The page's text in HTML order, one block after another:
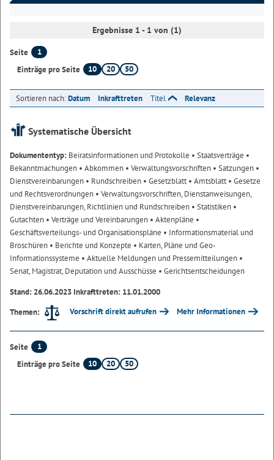
Ergebnisse 1 - 1 von (1)
Seite
1
Einträge pro Seite
10 20 50
Sortieren nach:Datum Inkrafttreten Titel Relevanz
Systematische Übersicht
Dokumententyp: Beiratsinformationen und Protokolle • Staatsverträge •
Bekanntmachungen • Abkommen • Verwaltungsvorschriften • Satzungen •
Dienstvereinbarungen • Rundschreiben • Gesetzblatt• Amtsblatt• Gesetze
und Rechtsverordnungen • Verwaltungsvorschriften, Dienstanweisungen,
Dienstvereinbarungen, Richtlinien und Rundschreiben • Statistiken •
Gutachten • Verträge und Vereinbarungen • Aktenpläne •
Geschäftsverteilungs- und Organisationspläne • Informationsmaterial und
Broschüren • Berichte und Konzepte • Karten, Pläne und Geo-
Informationssysteme • Aktuelle Meldungen und Pressemitteilungen •
Senat, Magistrat, Deputation und Ausschüsse • Gerichtsentscheidungen
Stand: 26.06.2023 Inkrafttreten: 11.01.2000
Themen:
Vorschrift direkt aufrufen Mehr Informationen
Seite
1
Einträge pro Seite
10 20 50